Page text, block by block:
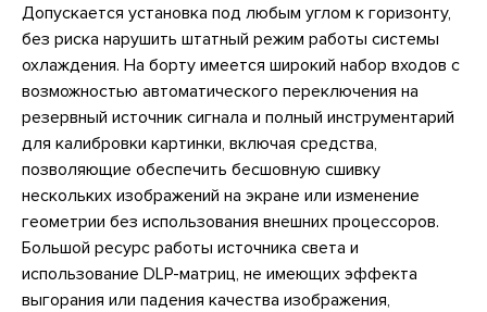
Допускается установка под любым углом к горизонту,
без риска нарушить штатный режим работы системы
охлаждения. На борту имеется широкий набор входов с
возможностью автоматического переключения на
резервный источник сигнала и полный инструментарий
для калибровки картинки, включая средства,
позволяющие обеспечить бесшовную сшивку
нескольких изображений на экране или изменение
геометрии без использования внешних процессоров.
Большой ресурс работы источника света и
использование DLP-матриц, не имеющих эффекта
выгорания или падения качества изображения,